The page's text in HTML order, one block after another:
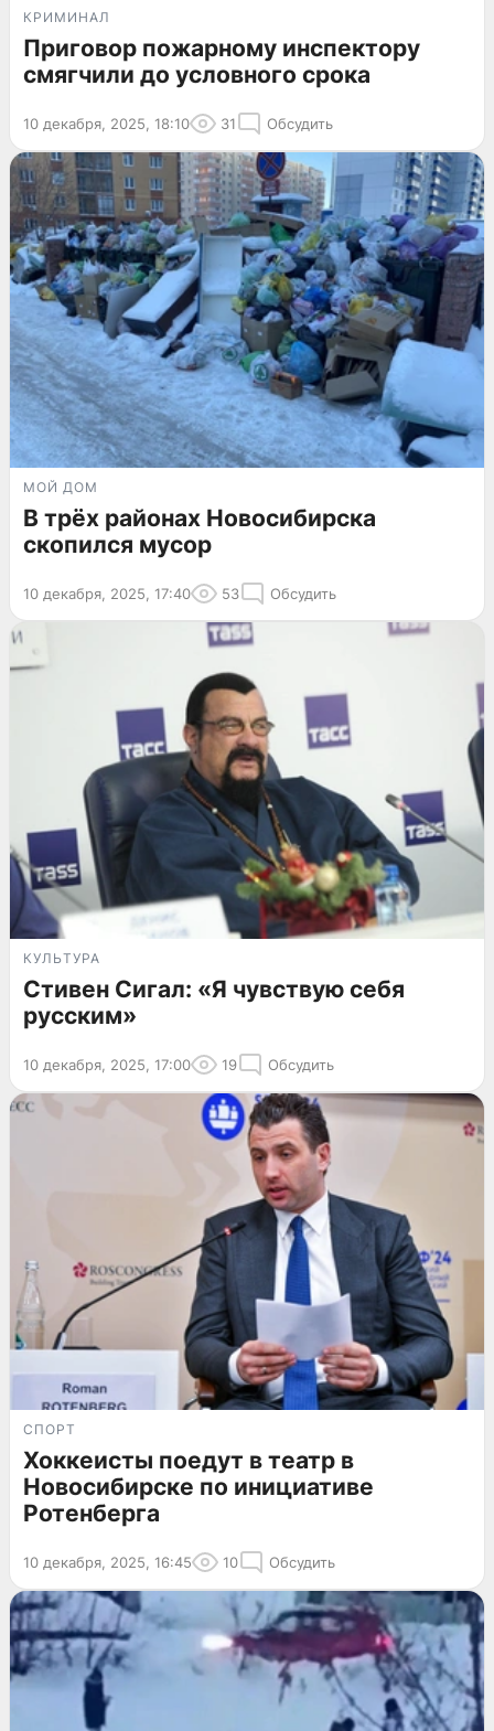
КРИМИНАЛ
Приговор пожарному инспектору
смягчили до условного срока
10 декабря, 2025, 18:10 31 Обсудить
МОЙ ДОМ
В трёх районах Новосибирска
скопился мусор
10 декабря, 2025, 17:40 53 Обсудить
КУЛЬТУРА
Стивен Сигал: «Я чувствую себя
русским»
10 декабря, 2025, 17:00 19 Обсудить
СПОРТ
Хоккеисты поедут в театр в
Новосибирске по инициативе
Ротенберга
10 декабря, 2025, 16:45 10 Обсудить